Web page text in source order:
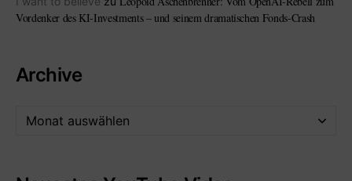
Vordenker des KI-Investments – und seinem dramatischen Fonds-Crash
Archive